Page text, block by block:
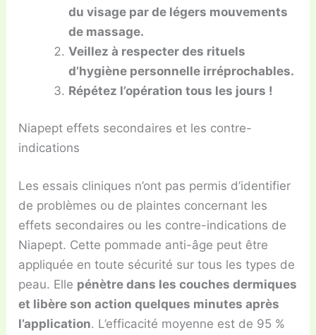
du visage par de légers mouvements
de massage.
Veillez à respecter des rituels
d’hygiène personnelle irréprochables.
Répétez l’opération tous les jours !
Niapept effets secondaires et les contre-
indications
Les essais cliniques n’ont pas permis d’identifier
de problèmes ou de plaintes concernant les
effets secondaires ou les contre-indications de
Niapept. Cette pommade anti-âge peut être
appliquée en toute sécurité sur tous les types de
peau. Elle pénètre dans les couches dermiques
et libère son action quelques minutes après
l’application. L’efficacité moyenne est de 95 %